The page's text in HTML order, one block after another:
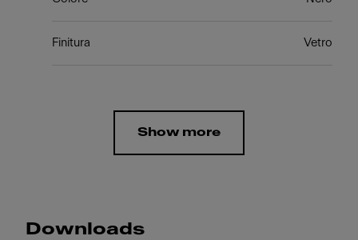
Finitura Vetro
Show more
Downloads